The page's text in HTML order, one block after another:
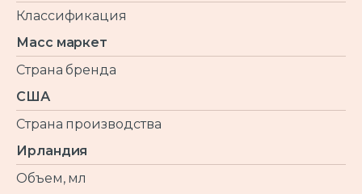
Классификация
Масс маркет
Страна бренда
США
Страна производства
Ирландия
Объем, мл